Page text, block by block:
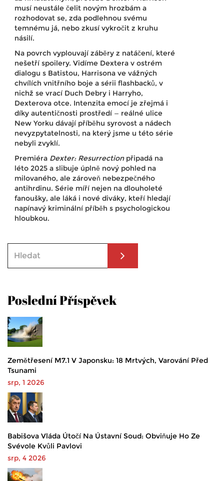
musí neustále čelit novým hrozbám a
rozhodovat se, zda podlehnou svému
temnému já, nebo zkusí vykročit z kruhu
násilí.
Na povrch vyplouvají záběry z natáčení, které
nešetří spoilery. Vidíme Dextera v ostrém
dialogu s Batistou, Harrisona ve vážných
chvílích vnitřního boje a sérii flashbacků, v
nichž se vrací Duch Debry i Harryho,
Dexterova otce. Intenzita emocí je zřejmá i
díky autentičnosti prostředí — reálné ulice
New Yorku dávají příběhu syrovost a nádech
nevyzpytatelnosti, na který jsme u této série
nebyli zvyklí.
Premiéra Dexter: Resurrectionpřipadá na
léto 2025 a slibuje úplně nový pohled na
milovaného, ale zároveň nebezpečného
antihrdinu. Série míří nejen na dlouholeté
fanoušky, ale láká i nové diváky, kteří hledají
napínavý kriminální příběh s psychologickou
hloubkou.
Poslední Příspěvek
Zemětřesení M7.1 V Japonsku: 18 Mrtvých, Varování Před
Tsunami
srp, 1 2026
Babišova Vláda Útočí Na Ústavní Soud: Obviňuje Ho Ze
Svévole Kvůli Pavlovi
srp, 4 2026